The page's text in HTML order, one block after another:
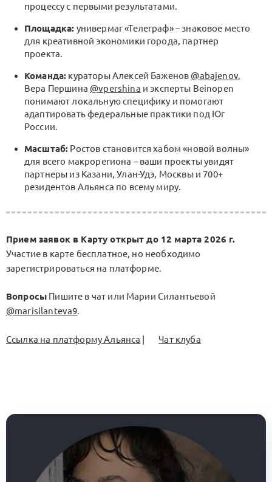
процессу с первыми результатами.
Площадка: универмаг «Телеграф» – знаковое место
для креативной экономики города, партнер
проекта.
Команда: кураторы Алексей Баженов @abajenov,
Вера Першина @vpershina и эксперты Beinopen
понимают локальную специфику и помогают
адаптировать федеральные практики под Юг
России.
Масштаб: Ростов становится хабом «новой волны»
для всего макрорегиона – ваши проекты увидят
партнеры из Казани, Улан-Удэ, Москвы и 700+
резидентов Альянса по всему миру.
Прием заявок в Карту открыт до 12 марта 2026 г.
Участие в карте бесплатное, но необходимо
зарегистрироваться на платформе.
Вопросы Пишите в чат или Марии Силантьевой
@marisilanteva9.
Ссылка на платформу Альянса Чат клуба